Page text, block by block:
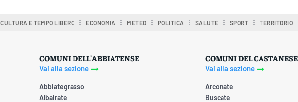
CULTURA E TEMPO LIBERO ECONOMIA METEO POLITICA SALUTE SPORT TERRITORIO
COMUNI DELL'ABBIATENSE
Vai alla sezione
Abbiategrasso
Albairate
COMUNI DEL CASTANESE
Vai alla sezione
Arconate
Buscate